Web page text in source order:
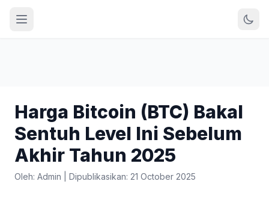
Harga Bitcoin (BTC) Bakal
Sentuh Level Ini Sebelum
Akhir Tahun 2025
Oleh: Admin Dipublikasikan: 21 October 2025